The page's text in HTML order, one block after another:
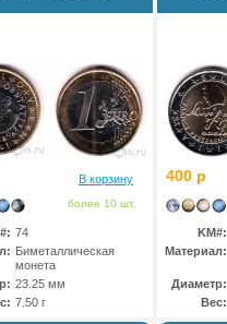
В корзину
более 10 шт.
74
Биметаллическая
монета
23.25 мм
7.50 г
400 р
KM#:
Материал:
Диаметр:
Вес: